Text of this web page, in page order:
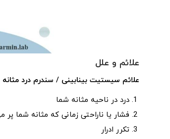
علائم و علل
علائم سیستیت بینابینی / سندرم درد
درد در ناحیه مثانه شما
فشار یا ناراحتی زمانی که مثانه شما پر
تکرر ادرار